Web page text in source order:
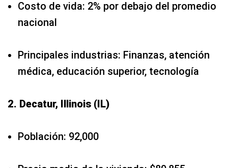
Costo de vida: 2% por debajo del promedio
nacional
Principales industrias: Finanzas, atención
médica, educación superior, tecnología
2. Decatur, Illinois (IL)
Población: 92,000